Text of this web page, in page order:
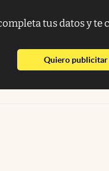
tus datos y te
Quiero publicitar